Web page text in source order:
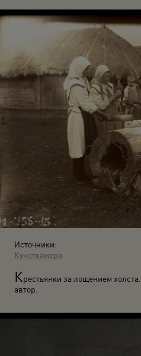
Источники:
Кунсткамера
Крестьянки за лощением
автор.